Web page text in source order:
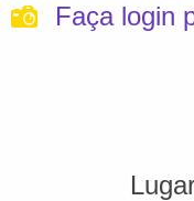
Faça login